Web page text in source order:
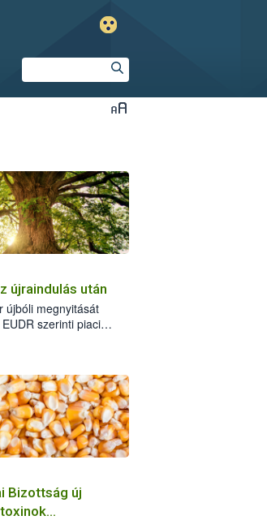
újraindulás után
újbóli megnyitását
szerinti piaci
Bizottság új